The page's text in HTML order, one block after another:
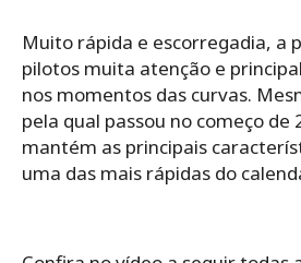
Muito rápida e escorregadia, a
pilotos muita atenção e
nos momentos das curvas.
pela qual passou no começo de
mantém as principais
uma das mais rápidas do